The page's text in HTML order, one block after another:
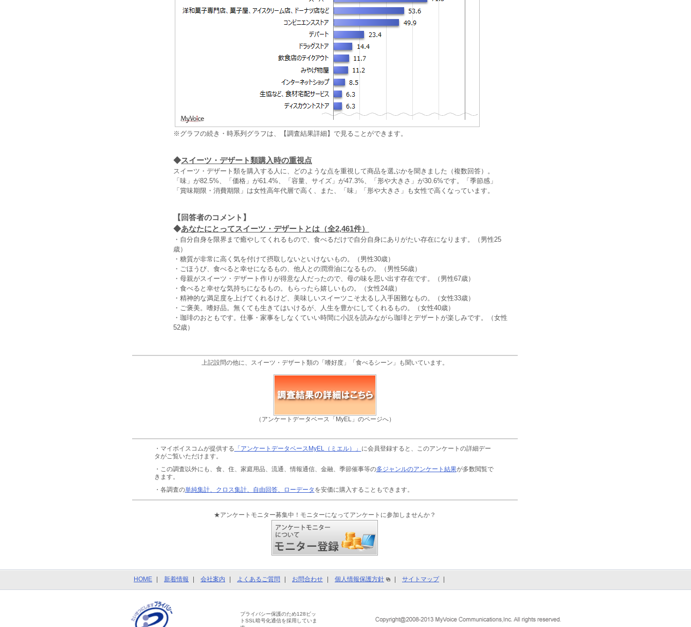
※グラフの続き・時系列グラフは、【調査結果詳細】で見ることができます。
◆スイーツ・デザート類購入時の重視点
スイーツ・デザート類を購入する人に、どのような点を重視して商品を選ぶかを聞きました（複数回答）。
「味」が82.5%、「価格」が61.4%、「容量、サイズ」が47.3%、「形や大きさ」が30.6%です。「季節感」
「賞味期限・消費期限」は女性高年代層で高く、また、「味」「形や大きさ」も女性で高くなっています。
【回答者のコメント】
◆あなたにとってスイーツ・デザートとは（全2,461件）
・自分自身を限界まで癒やしてくれるもので、食べるだけで自分自身にありがたい存在になります。（男性25
歳）
・糖質が非常に高く気を付けて摂取しないといけないもの。（男性30歳）
・ごほうび、食べると幸せになるもの、他人との潤滑油になるもの。（男性56歳）
・母親がスイーツ・デザート作りが得意な人だったので、母の味を思い出す存在です。（男性67歳）
・食べると幸せな気持ちになるもの。もらったら嬉しいもの。（女性24歳）
・精神的な満足度を上げてくれるけど、美味しいスイーツこそ太るし入手困難なもの。（女性33歳）
・ご褒美。嗜好品。無くても生きてはいけるが、人生を豊かにしてくれるもの。（女性40歳）
・珈琲のおともです。仕事・家事をしなくていい時間に小説を読みながら珈琲とデザートが楽しみです。（女性
52歳）
上記設問の他に、スイーツ・デザート類の「嗜好度」「食べるシーン」も聞いています。
（アンケートデータベース「MyEL」のページへ）
・マイボイスコムが提供する 「アンケートデータベースMyEL（ミエル）」 に会員登録すると、このアンケートの詳細デー
タがご覧いただけます。
・この調査以外にも、食、住、家庭用品、流通、情報通信、金融、季節催事等の多ジャンルのアンケート結果が多数閲覧で
きます。
・各調査の単純集計、クロス集計、自由回答、ローデータ を安価に購入することもできます。
★アンケートモニター募集中！モニターになってアンケートに参加しませんか？
HOME 新着情報 会社案内 よくあるご質問 お問合わせ 個人情報保護方針 サイトマップ
プライバシー保護のため128ビッ
トSSL暗号化通信を採用していま